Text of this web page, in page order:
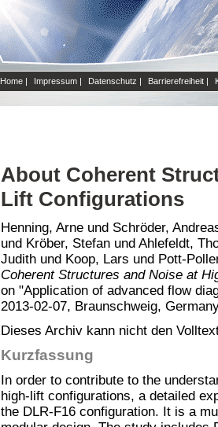
Home | Impressum | Datenschutz | Barrierefreiheit |
About Coherent
Lift Configurations
Henning, Arne und Schröder,
und Kröber, Stefan und Ahlefeldt,
Judith und Koop, Lars und Pott-
Coherent Structures and Noise at
on "Application of advanced flow
2013-02-07, Braunschweig,
Dieses Archiv kann nicht den
Kurzfassung
In order to contribute to the
high-lift configurations, a detailed
the DLR-F16 configuration. It is a